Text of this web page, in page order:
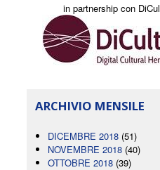
in partnership con
ARCHIVIO MENSILE
DICEMBRE 2018 (51)
NOVEMBRE 2018 (40)
OTTOBRE 2018 (39)